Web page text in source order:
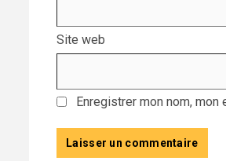
Site web
Enregistrer mon nom,